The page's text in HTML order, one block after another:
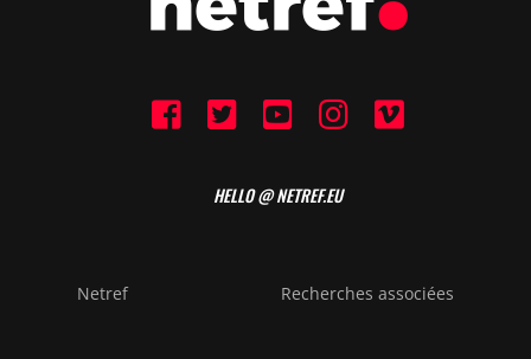
HELLO @ NETREF.EU
Netref Recherches associées